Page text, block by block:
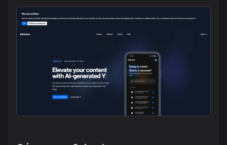
horas de análisis de video por IA para satisfacer
diferentes necesidades de creación de contenido,
desde un plan inicial gratuito hasta un plan Premium para
usuarios avanzados. La plataforma admite una variedad
idiomas, haciendo que la reutilización de contenido sea
eficiente y efectiva. Los usuarios pueden comenzar
fácilmente pegando un enlace de YouTube en la
aplicación 2short.ai para una transformación rápida. Con
un enfoque en simplificar el proceso de reutilización y
mejorar la visibilidad del contenido, 2short.ai tiene como
objetivo ayudar a los creadores a crecer su audiencia y